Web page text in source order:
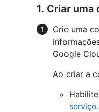
1. Criar
Crie uma
Google
Ao criar a
serviço.